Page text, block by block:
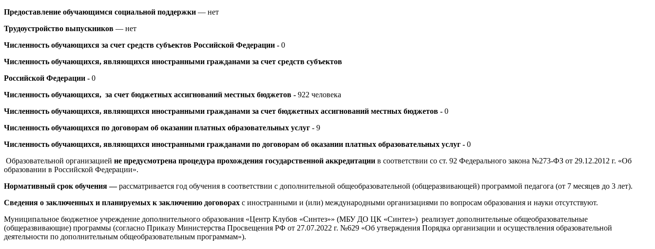
Предоставление обучающимся социальной поддержки — нет
Трудоустройство выпускников — нет
Численность обучающихся за счет средств субъектов Российской Федерации - 0
Численность обучающихся, являющихся иностранными гражданами за счет средств субъектов
Российской Федерации - 0
Численность обучающихся, за счет бюджетных ассигнований местных бюджетов - 922 человека
Численность обучающихся, являющихся иностранными гражданами за счет бюджетных ассигнований местных бюджетов - 0
Численность обучающихся по договорам об оказании платных образовательных услуг - 9
Численность обучающихся, являющихся иностранными гражданами по договорам об оказании платных образовательных услуг - 0
Образовательной организацией не предусмотрена процедура прохождения государственной аккредитации в соответствии со ст. 92 Федерального закона №273-ФЗ от 29.12.2012 г. «Об
образовании в Российской Федерации».​
Нормативный срок обучения —рассматривается год обучения в соответствии с дополнительной общеобразовательной (общеразвивающей) программой педагога (от 7 месяцев до 3 лет).
Сведения о заключенных и планируемых к заключению договорах с иностранными и (или) международными организациями по вопросам образования и науки отсутствуют.
Муниципальное бюджетное учреждение дополнительного образования «Центр Клубов «Синтез»» (МБУ ДО ЦК «Синтез») реализует дополнительные общеобразовательные
(общеразвивающие) программы (согласно Приказу Министерства Просвещения РФ от 27.07.2022 г. №629 «Об утверждения Порядка организации и осуществления образовательной
деятельности по дополнительным общеобразовательным программам»).